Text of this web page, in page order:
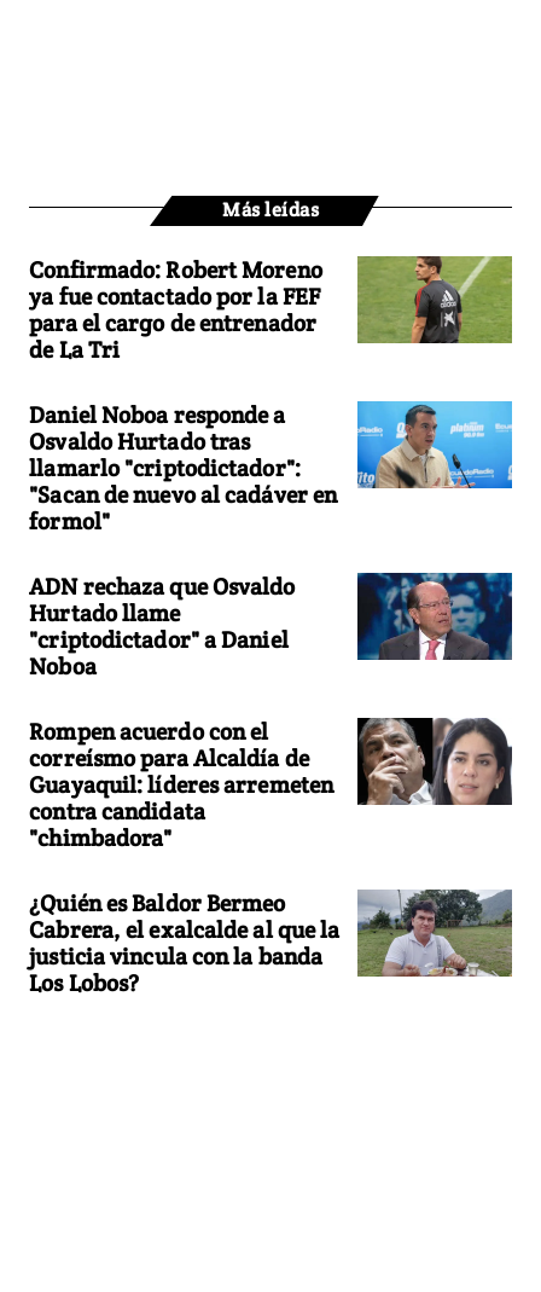
Más leídas
Confirmado: Robert Moreno
ya fue contactado por la FEF
para el cargo de entrenador
de La Tri
Daniel Noboa responde a
Osvaldo Hurtado tras
llamarlo "criptodictador":
"Sacan de nuevo al cadáver en
formol"
ADN rechaza que Osvaldo
Hurtado llame
"criptodictador" a Daniel
Noboa
Rompen acuerdo con el
correísmo para Alcaldía de
Guayaquil: líderes arremeten
contra candidata
"chimbadora"
¿Quién es Baldor Bermeo
Cabrera, el exalcalde al que la
justicia vincula con la banda
Los Lobos?